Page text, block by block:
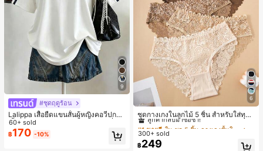
9
#ชุดฤดูร้อน
Lalippa เสื้อยืดแขนสั้นผู้หญิงคอวีปกคอ
เสื้อไหล่ตก สายถัก งานคราฟต์แฟชั่นมิ
นิมอล ของขวัญสำหรับเพื่อน
60+ sold
฿170 -10%
6
ชุดกางเกงในลูกไม้ 5 ชิ้น สำหรับใส่ทุกวั
น
#1 ขายดี
ลูกค้ากลับมาซื้อซ้ำ!
#1 ขายดี
ลูกค้ากลับมาซื้อซ้ำ!
#1 ขายดี
ลูกค้ากลับมาซื้อซ้ำ!
#1 ขายดี
300+ sold
฿249